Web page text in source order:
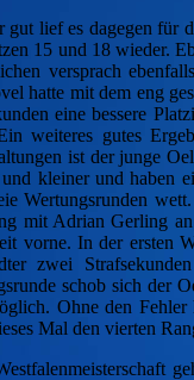
gut lief es dagegen für
15 und 18 wieder.
versprach
hatte mit dem eng
eine bessere
weiteres gutes
ist der junge
kleiner und haben
Wertungsrunden
mit Adrian Gerling an
vorne. In der ersten
zwei
schob sich der
Ohne den Fehler
Mal den vierten